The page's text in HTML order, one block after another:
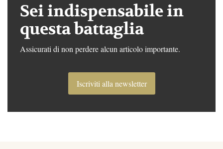
Sei indispensabile in
questa battaglia
Assicurati di non perdere alcun articolo importante.
Iscriviti alla newsletter